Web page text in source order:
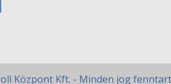
Központ Kft. - Minden jog